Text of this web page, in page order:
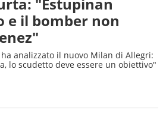
e il bomber non
analizzato il nuovo Milan di Allegri:
lo scudetto deve essere un obiettivo"